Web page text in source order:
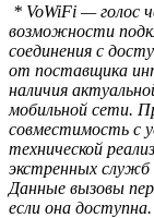
* VoWiFi — голос
возможности
соединения с
от поставщика
наличия
мобильной сети.
совместимость с
технической
экстренных
Данные вызовы
если она